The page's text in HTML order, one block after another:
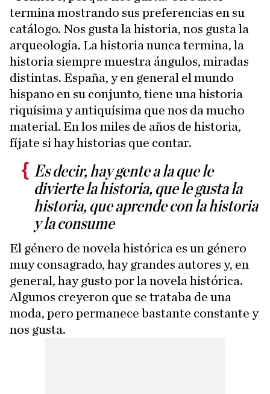
termina mostrando sus preferencias en su
catálogo. Nos gusta la historia, nos gusta la
arqueología. La historia nunca termina, la
historia siempre muestra ángulos, miradas
distintas. España, y en general el mundo
hispano en su conjunto, tiene una historia
riquísima y antiquísima que nos da mucho
material. En los miles de años de historia,
fíjate si hay historias que contar.
Es decir, hay gente a la que le
divierte la historia, que le gusta la
historia, que aprende con la historia
y la consume
El género de novela histórica es un género
muy consagrado, hay grandes autores y, en
general, hay gusto por la novela histórica.
Algunos creyeron que se trataba de una
moda, pero permanece bastante constante y
nos gusta.